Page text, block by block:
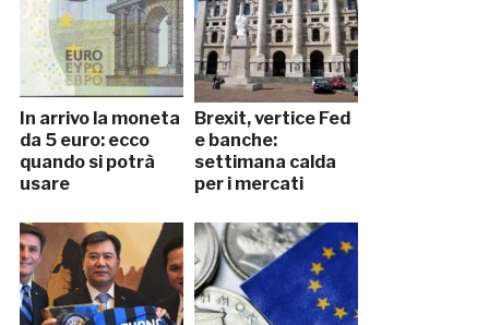
In arrivo la moneta
da 5 euro: ecco
quando si potrà
usare
Brexit, vertice Fed
e banche:
settimana calda
per i mercati